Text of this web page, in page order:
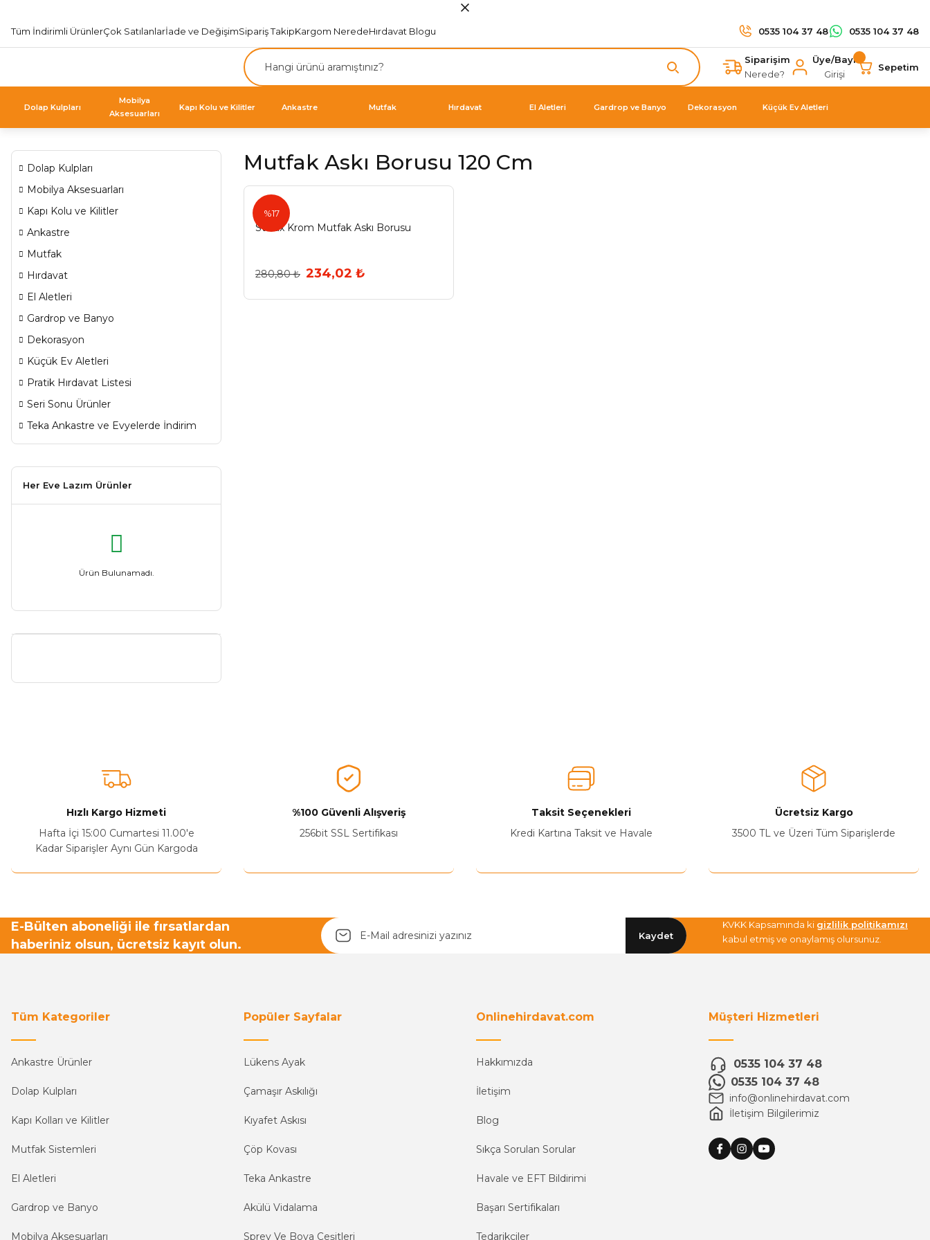
Tüm İndirimli ÜrünlerÇok Satılanlarİade ve DeğişimSipariş TakipKargom NeredeHırdavat Blogu 0535 104 37 48 0535 104 37 48
Siparişim
Nerede?
Üye/Bayi
Girişi
Sepetim
Dolap Kulpları
Mobilya
Aksesuarları
Kapı Kolu ve Kilitler Ankastre Mutfak Hırdavat El Aletleri Gardrop ve Banyo Dekorasyon Küçük Ev Aletleri
Dolap Kulpları
Mobilya Aksesuarları
Kapı Kolu ve Kilitler
Ankastre
Mutfak
Hırdavat
El Aletleri
Gardrop ve Banyo
Dekorasyon
Küçük Ev Aletleri
Pratik Hırdavat Listesi
Seri Sonu Ürünler
Teka Ankastre ve Evyelerde İndirim
Her Eve Lazım Ürünler
Ürün Bulunamadı.
Mutfak Askı Borusu 120 Cm
%17
Starax
Starax Krom Mutfak Askı Borusu
280,80 ₺ 234,02 ₺
Hızlı Kargo Hizmeti
Hafta İçi 15:00 Cumartesi 11.00'e
Kadar Siparişler Aynı Gün Kargoda
%100 Güvenli Alışveriş
256bit SSL Sertifikası
Taksit Seçenekleri
Kredi Kartına Taksit ve Havale
Ücretsiz Kargo
3500 TL ve Üzeri Tüm Siparişlerde
E-Bülten aboneliği ile fırsatlardan
haberiniz olsun, ücretsiz kayıt olun.
Kaydet
KVKK Kapsamında ki gizlilik politikamızı
kabul etmiş ve onaylamış olursunuz.
Tüm Kategoriler
Ankastre Ürünler
Dolap Kulpları
Kapı Kolları ve Kilitler
Mutfak Sistemleri
El Aletleri
Gardrop ve Banyo
Mobilya Aksesuarları
Popüler Sayfalar
Lükens Ayak
Çamaşır Askılığı
Kıyafet Askısı
Çöp Kovası
Teka Ankastre
Akülü Vidalama
Sprey Ve Boya Çeşitleri
Onlinehirdavat.com
Hakkımızda
İletişim
Blog
Sıkça Sorulan Sorular
Havale ve EFT Bildirimi
Başarı Sertifikaları
Tedarikçiler
Müşteri Hizmetleri
0535 104 37 48
0535 104 37 48
info@onlinehirdavat.com
İletişim Bilgilerimiz